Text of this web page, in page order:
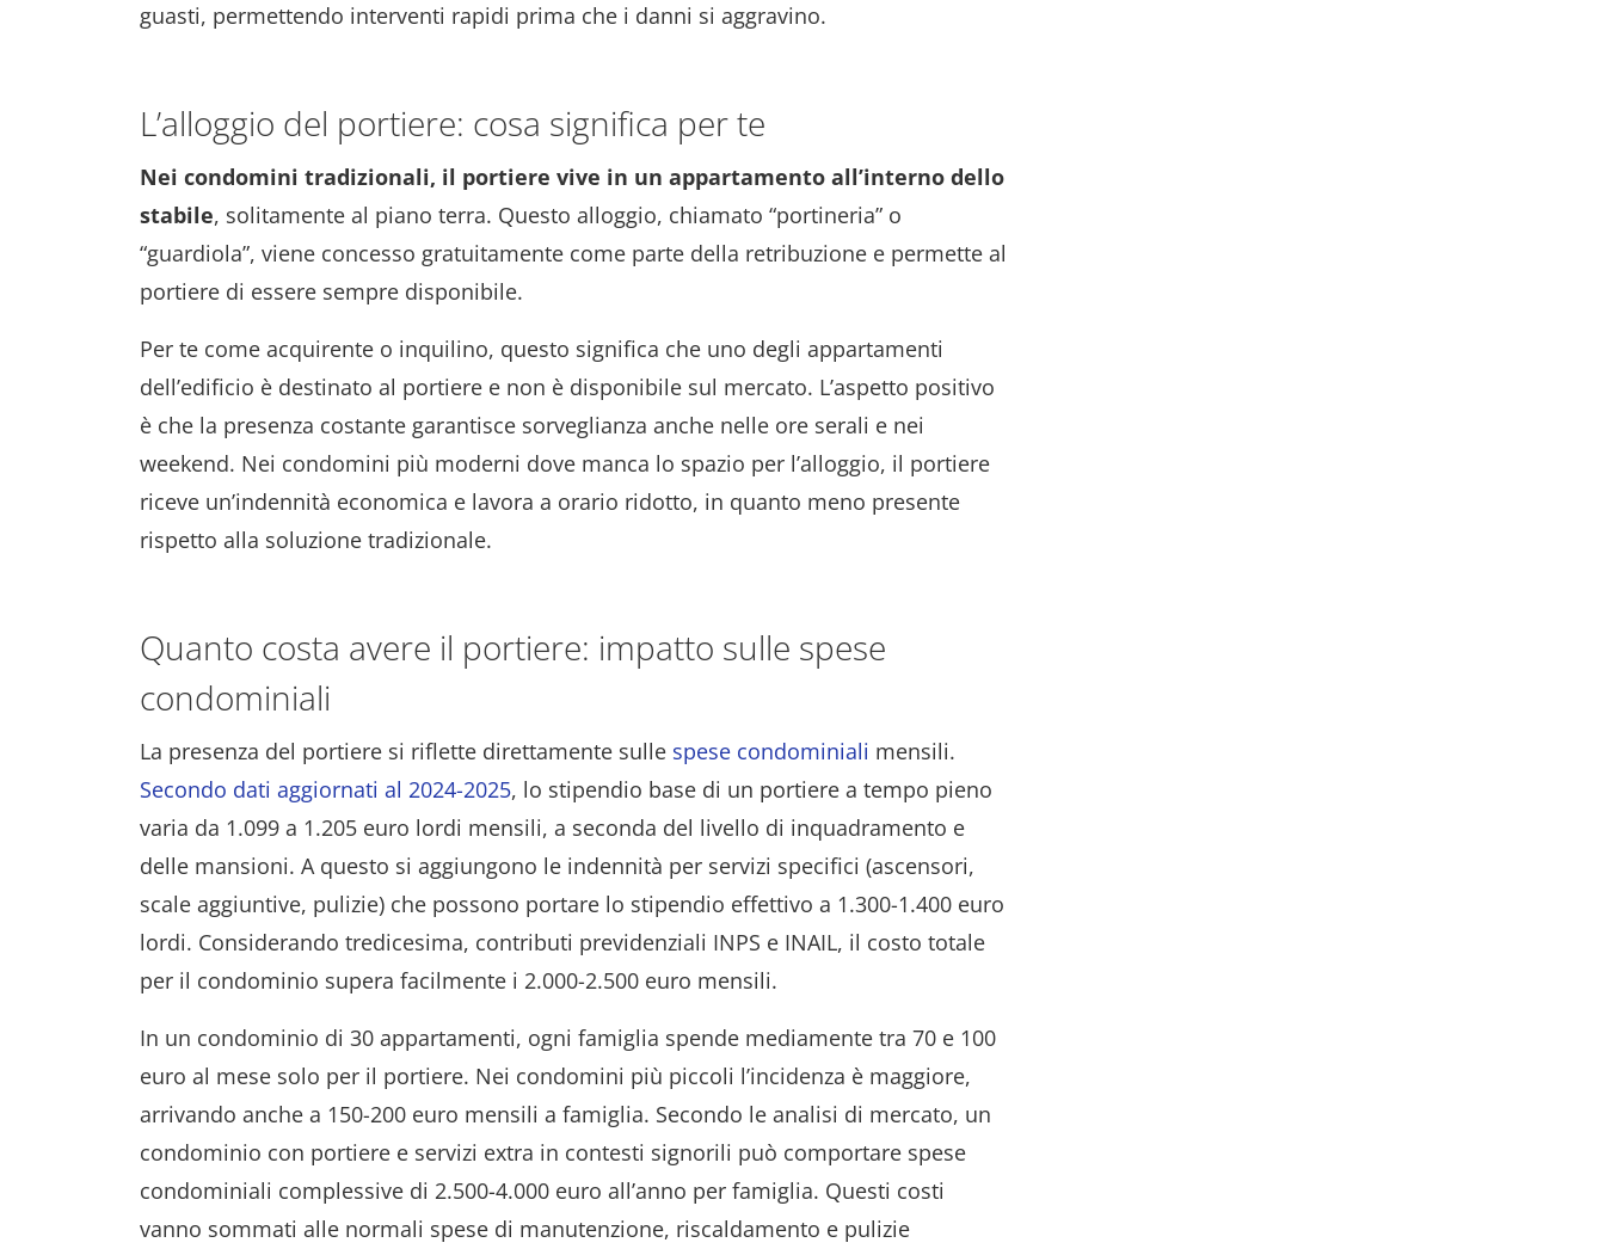
guasti, permettendo interventi rapidi prima che i danni si aggravino.
L’alloggio del portiere: cosa significa per te
Nei condomini tradizionali, il portiere vive in un appartamento all’interno dello
stabile, solitamente al piano terra. Questo alloggio, chiamato “portineria” o
“guardiola”, viene concesso gratuitamente come parte della retribuzione e permette al
portiere di essere sempre disponibile.
Per te come acquirente o inquilino, questo significa che uno degli appartamenti
dell’edificio è destinato al portiere e non è disponibile sul mercato. L’aspetto positivo
è che la presenza costante garantisce sorveglianza anche nelle ore serali e nei
weekend. Nei condomini più moderni dove manca lo spazio per l’alloggio, il portiere
riceve un’indennità economica e lavora a orario ridotto, in quanto meno presente
rispetto alla soluzione tradizionale.
Quanto costa avere il portiere: impatto sulle spese
condominiali
La presenza del portiere si riflette direttamente sulle spese condominiali mensili.
Secondo dati aggiornati al 2024-2025, lo stipendio base di un portiere a tempo pieno
varia da 1.099 a 1.205 euro lordi mensili, a seconda del livello di inquadramento e
delle mansioni. A questo si aggiungono le indennità per servizi specifici (ascensori,
scale aggiuntive, pulizie) che possono portare lo stipendio effettivo a 1.300-1.400 euro
lordi. Considerando tredicesima, contributi previdenziali INPS e INAIL, il costo totale
per il condominio supera facilmente i 2.000-2.500 euro mensili.
In un condominio di 30 appartamenti, ogni famiglia spende mediamente tra 70 e 100
euro al mese solo per il portiere. Nei condomini più piccoli l’incidenza è maggiore,
arrivando anche a 150-200 euro mensili a famiglia. Secondo le analisi di mercato, un
condominio con portiere e servizi extra in contesti signorili può comportare spese
condominiali complessive di 2.500-4.000 euro all’anno per famiglia. Questi costi
vanno sommati alle normali spese di manutenzione, riscaldamento e pulizie